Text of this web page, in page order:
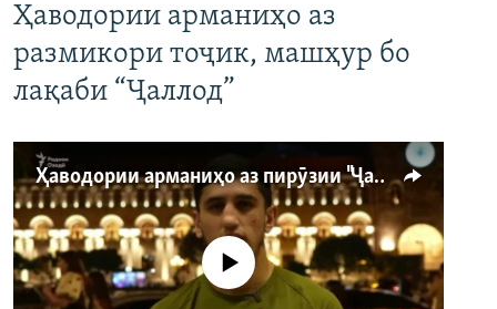
Ҳаводории арманиҳо аз
размикори тоҷик, машҳур бо
лақаби “Ҷаллод”
Ҳаводории арманиҳо аз пирӯзии "Ҷаллод"-и тоҷик
Феълан кор намекунад